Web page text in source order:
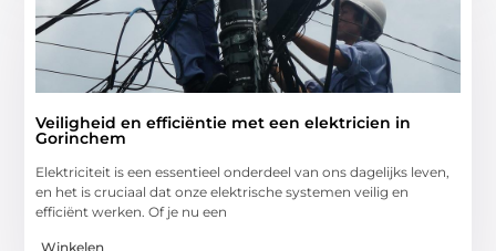
Veiligheid en efficiëntie met een elektricien in
Gorinchem
Elektriciteit is een essentieel onderdeel van ons dagelijks leven,
en het is cruciaal dat onze elektrische systemen veilig en
efficiënt werken. Of je nu een
Winkelen